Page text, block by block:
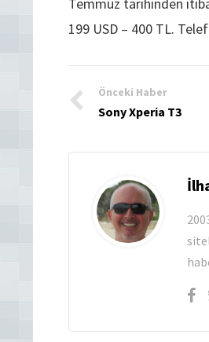
199 USD – 400 TL.
Önceki Haber
Sony Xperia T3